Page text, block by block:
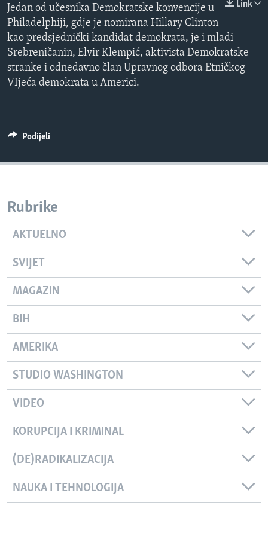
MAGAZIN
O GLASU AMERIKE
Learning English
Link
Jedan od učesnika Demokratske konvencije u
Philadelphiji, gdje je nomirana Hillary Clinton
kao predsjednički kandidat demokrata, je i mladi
Srebreničanin, Elvir Klempić, aktivista Demokratske
stranke i odnedavno član Upravnog odbora Etničkog
VIjeća demokrata u Americi.
Podijeli
Rubrike
AKTUELNO
SVIJET
MAGAZIN
BIH
AMERIKA
STUDIO WASHINGTON
VIDEO
KORUPCIJA I KRIMINAL
(DE)RADIKALIZACIJA
NAUKA I TEHNOLOGIJA